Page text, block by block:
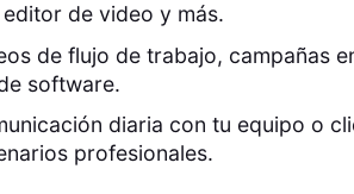
de video y más.
de flujo de trabajo, campañas
software.
diaria con tu equipo o
profesionales.